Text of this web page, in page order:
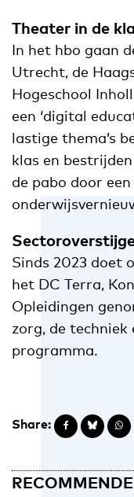
Theater in de
In het hbo gaan
Utrecht, de
Hogeschool
een ‘digital
lastige thema’s
klas en
de pabo door
Sinds 2023 doet
het DC Terra,
Opleidingen
zorg, de
programma.
Share: